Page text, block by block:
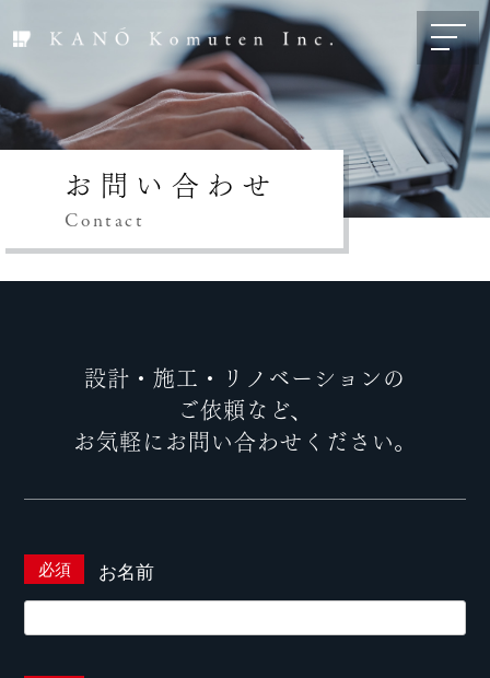
お問い合わせ
Contact
設計・施工・リノベーションの
ご依頼など、
お気軽にお問い合わせください。
お名前